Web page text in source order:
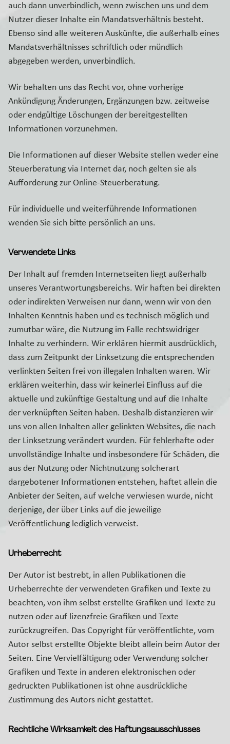
auch dann unverbindlich, wenn zwischen uns und dem
Nutzer dieser Inhalte ein Mandatsverhältnis besteht.
Ebenso sind alle weiteren Auskünfte, die außerhalb eines
Mandatsverhältnisses schriftlich oder mündlich
abgegeben werden, unverbindlich.
Wir behalten uns das Recht vor, ohne vorherige
Ankündigung Änderungen, Ergänzungen bzw. zeitweise
oder endgültige Löschungen der bereitgestellten
Informationen vorzunehmen.
Die Informationen auf dieser Website stellen weder eine
Steuerberatung via Internet dar, noch gelten sie als
Aufforderung zur Online-Steuerberatung.
Für individuelle und weiterführende Informationen
wenden Sie sich bitte persönlich an uns.
Verwendete Links
Der Inhalt auf fremden Internetseiten liegt außerhalb
unseres Verantwortungsbereichs. Wir haften bei direkten
oder indirekten Verweisen nur dann, wenn wir von den
Inhalten Kenntnis haben und es technisch möglich und
zumutbar wäre, die Nutzung im Falle rechtswidriger
Inhalte zu verhindern. Wir erklären hiermit ausdrücklich,
dass zum Zeitpunkt der Linksetzung die entsprechenden
verlinkten Seiten frei von illegalen Inhalten waren. Wir
erklären weiterhin, dass wir keinerlei Einfluss auf die
aktuelle und zukünftige Gestaltung und auf die Inhalte
der verknüpften Seiten haben. Deshalb distanzieren wir
uns von allen Inhalten aller gelinkten Websites, die nach
der Linksetzung verändert wurden. Für fehlerhafte oder
unvollständige Inhalte und insbesondere für Schäden, die
aus der Nutzung oder Nichtnutzung solcherart
dargebotener Informationen entstehen, haftet allein die
Anbieter der Seiten, auf welche verwiesen wurde, nicht
derjenige, der über Links auf die jeweilige
Veröffentlichung lediglich verweist.
Urheberrecht
Der Autor ist bestrebt, in allen Publikationen die
Urheberrechte der verwendeten Grafiken und Texte zu
beachten, von ihm selbst erstellte Grafiken und Texte zu
nutzen oder auf lizenzfreie Grafiken und Texte
zurückzugreifen. Das Copyright für veröffentlichte, vom
Autor selbst erstellte Objekte bleibt allein beim Autor der
Seiten. Eine Vervielfältigung oder Verwendung solcher
Grafiken und Texte in anderen elektronischen oder
gedruckten Publikationen ist ohne ausdrückliche
Zustimmung des Autors nicht gestattet.
Rechtliche Wirksamkeit des Haftungsausschlusses